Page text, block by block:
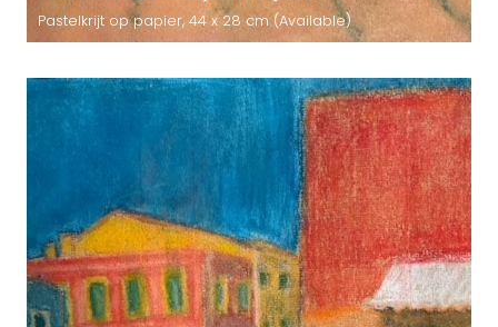
Pastelkrijt op papier, 44 x 28 cm (Available)